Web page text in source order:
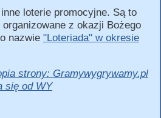
loterie promocyjne. Są to
organizowane z okazji Bożego
nazwie "Loteriada" w okresie
strony: Gramywygrywamy.pl
się od WY